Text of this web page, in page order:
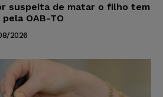
suspeita de matar o filho tem
OAB-TO
2026